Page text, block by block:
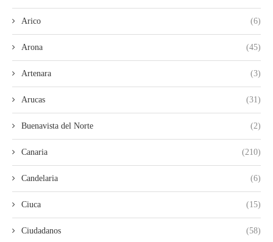
Arico (6)
Arona (45)
Artenara (3)
Arucas (31)
Buenavista del Norte (2)
Canaria (210)
Candelaria (6)
Ciuca (15)
Ciudadanos (58)